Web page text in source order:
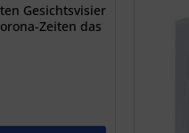
Gesichtsvisier
Zeiten das